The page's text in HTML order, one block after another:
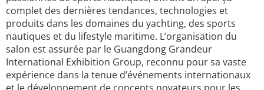
complet des dernières tendances, technologies et
produits dans les domaines du yachting, des sports
nautiques et du lifestyle maritime. L’organisation du
salon est assurée par le Guangdong Grandeur
International Exhibition Group, reconnu pour sa vaste
expérience dans la tenue d’événements internationaux